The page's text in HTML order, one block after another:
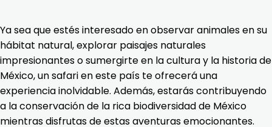
Ya sea que estés interesado en observar animales en su
hábitat natural, explorar paisajes naturales
impresionantes o sumergirte en la cultura y la historia de
México, un safari en este país te ofrecerá una
experiencia inolvidable. Además, estarás contribuyendo
a la conservación de la rica biodiversidad de México
mientras disfrutas de estas aventuras emocionantes.